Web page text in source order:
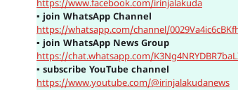
https://www.facebook.com/irinjalakuda
▪ join WhatsApp Channel
https://whatsapp.com/channel/
▪ join WhatsApp News Group
https://chat.whatsapp.com/
▪ subscribe YouTube channel
https://www.youtube.com/@irinjalakudanews